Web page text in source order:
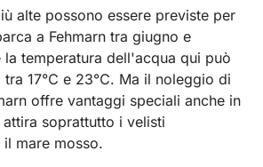
alte possono essere previste per
a Fehmarn tra giugno e
la temperatura dell'acqua qui può
tra 17℃ e 23℃. Ma il noleggio di
offre vantaggi speciali anche in
soprattutto i velisti
mare mosso.